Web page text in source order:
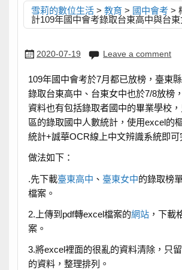
雪莉的數位生活 >教育 > 國中會考 >
計109年國中會考錄取台東高中與台
2020-07-19 Leave a comment
109年國中會考於7月都已放榜，臺東
錄取台東高中、台東女中也於7/8放榜
資料也有包括錄取者國中的畢業學校
區的錄取國中人數統計，使用excel的
統計+誠華OCR線上中文辨識系統即可
做法如下：
.先下載臺東高中 、 臺東女中的錄取榜
檔案。
2.上傳到pdf轉excel檔案的網站，下載
案。
3.將excel裡面的很亂的資料清除，只
的資料，整理排列。